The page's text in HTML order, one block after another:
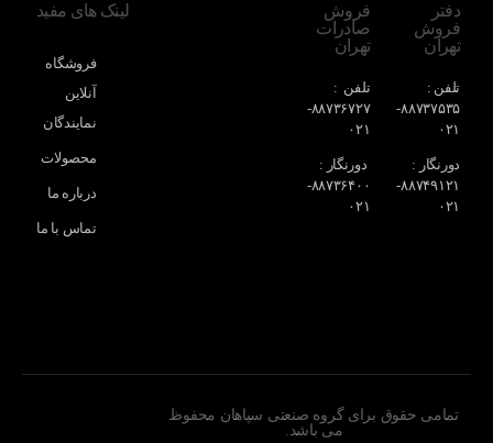
دفتر
فروش
تهران
تلفن :
۸۸۷۳۷۵۳۵-
۰۲۱
دورنگار :
۸۸۷۴۹۱۲۱-
۰۲۱
فروش
صادرات
تهران
تلفن :
۸۸۷۳۶۷۲۷-
۰۲۱
دورنگار :
۸۸۷۳۶۴۰۰-
۰۲۱
لینک های مفید
فروشگاه
آنلاین
نمایندگان
محصولات
درباره ما
تماس با ما
تمامی حقوق برای گروه صنعتی سپاهان محفوظ
می باشد.